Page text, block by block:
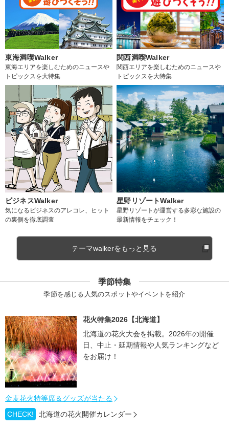
東海満喫Walker
東海エリアを楽しむためのニュースや
トピックスを大特集
関西満喫Walker
関西エリアを楽しむためのニュースや
トピックスを大特集
ビジネスWalker
気になるビジネスのアレコレ、ヒット
の裏側を徹底調査
星野リゾートWalker
星野リゾートが運営する多彩な施設の
最新情報をチェック！
テーマwalkerをもっと見る
季節特集
季節を感じる人気のスポットやイベントを紹介
花火特集2026【北海道】
北海道の花火大会を掲載。2026年の開催
日、中止・延期情報や人気ランキングなど
をお届け！
金麦花火特等席＆グッズが当たる
CHECK!
北海道の花火開催カレンダー